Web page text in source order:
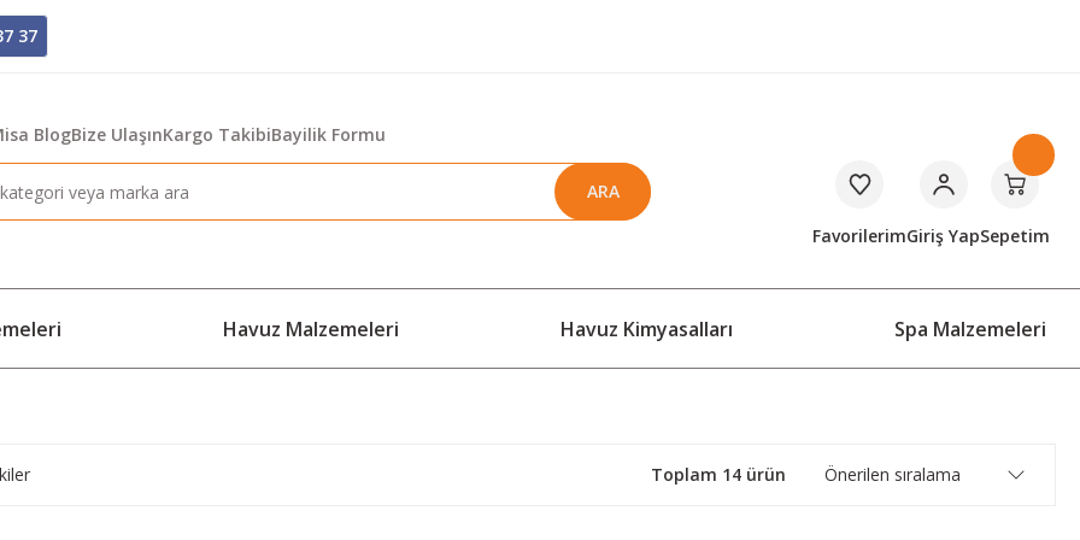
37
BlogBize UlaşınKargo TakibiBayilik Formu
ARA
FavorilerimGiriş YapSepetim
Havuz Malzemeleri Havuz Kimyasalları Spa Malzemeleri
Toplam 14 ürün